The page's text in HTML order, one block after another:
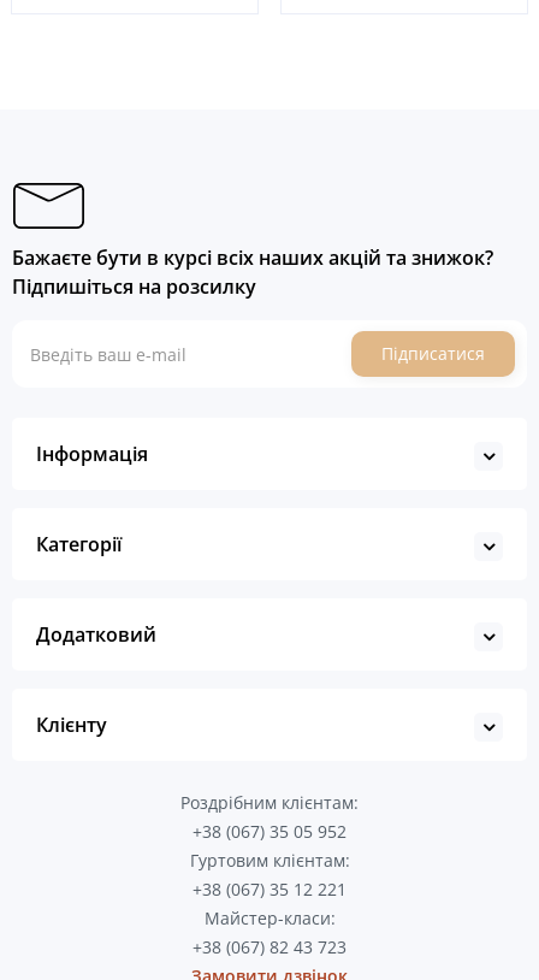
Бажаєте бути в курсі всіх наших акцій та знижок?
Підпишіться на розсилку
Підписатися
Інформація
Категорії
Додатковий
Клієнту
Роздрібним клієнтам:
+38 (067) 35 05 952
Гуртовим клієнтам:
+38 (067) 35 12 221
Майстер-класи:
+38 (067) 82 43 723